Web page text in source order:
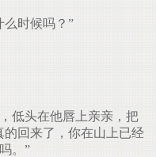
时候吗？”
低头在他唇上亲亲，把
的回来了，你在山上已经
。”